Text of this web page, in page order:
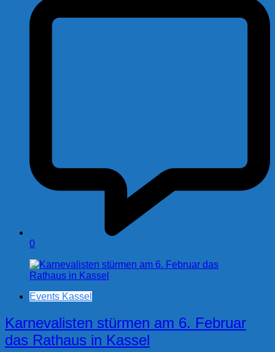
0
Events Kassel
Karnevalisten stürmen am 6. Februar
das Rathaus in Kassel